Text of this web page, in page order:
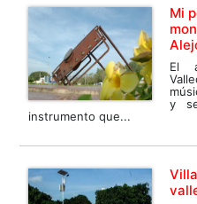
Mi
El
y
instrumento que...